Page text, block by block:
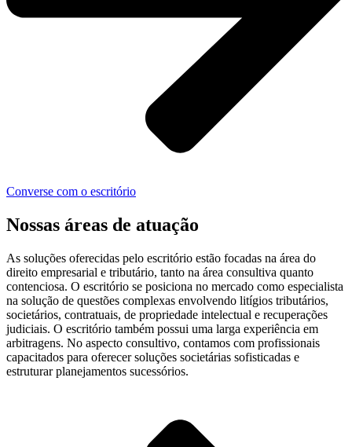
Converse com o escritório
Nossas áreas de atuação
As soluções oferecidas pelo escritório estão focadas na área do
direito empresarial e tributário, tanto na área consultiva quanto
contenciosa. O escritório se posiciona no mercado como especialista
na solução de questões complexas envolvendo litígios tributários,
societários, contratuais, de propriedade intelectual e recuperações
judiciais. O escritório também possui uma larga experiência em
arbitragens. No aspecto consultivo, contamos com profissionais
capacitados para oferecer soluções societárias sofisticadas e
estruturar planejamentos sucessórios.